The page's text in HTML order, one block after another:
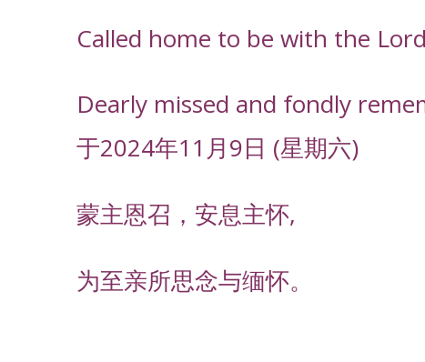
Called home to be with the
Dearly missed and fondly
于2024年11月9日 (星期六)
蒙主恩召，安息主怀,
为至亲所思念与缅怀。